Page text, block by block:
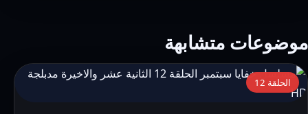
موضوعات متشابهة
التفاصيل:
مسلسل
الحلقة 12